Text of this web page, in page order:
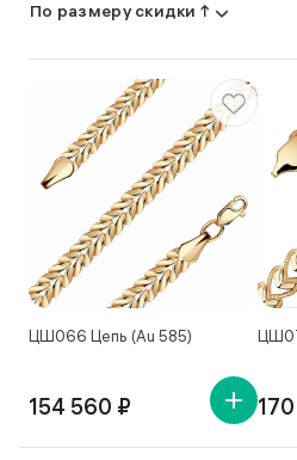
ЦШ066 Цепь (Au 585)
154 560 ₽